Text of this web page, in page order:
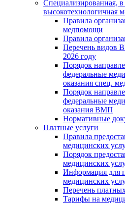
Специализированная,
высокотехнологичная
Правила
медпомощи
Правила
Перечень
2026 году
Порядок
федеральные
оказания спец.
Порядок
федеральные
оказания ВМП
Нормативные
Платные услуги
Правила
медицинских
Порядок
медицинских
Информация для
медицинских
Перечень
Тарифы на